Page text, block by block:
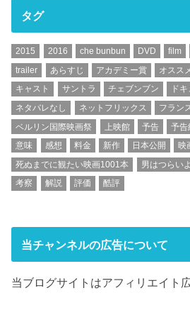
タグ
2015 2016 che bunbun DVD film
trailer
あらすじ アカデミー賞 オスス
キャスト
サントラ チェブンブン ド
ネタバレなし
ネットフリックス フラン
ベルリン国際映画祭
上映館 予告 予告
意味
感想 料金 新作 日本公開 映
死ぬまでに観たい映画1001本
男はつらいよ
考察
解説 評価 酷評
当チャンネルの広告について
当ブログサイトはアフィリエイト